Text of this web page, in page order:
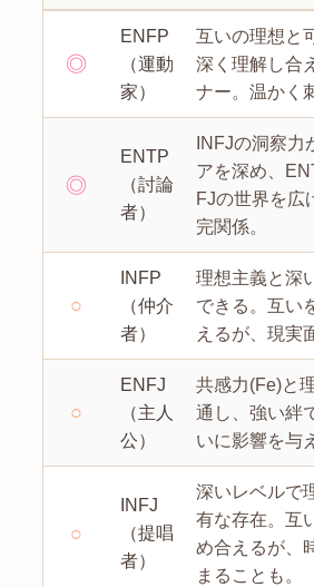
◎
ENFP
（運動
家）
互いの理想と
深く理解し合
ナー。温かく
◎
ENTP
（討論
者）
INFJの洞察力
アを深め、
FJの世界を広
完関係。
○
INFP
（仲介
者）
理想主義と深
できる。互い
えるが、現実
○
ENFJ
（主人
公）
共感力(Fe)と
通し、強い絆
いに影響を与
○
INFJ
（提唱
者）
深いレベルで
有な存在。互
め合えるが、
まることも。